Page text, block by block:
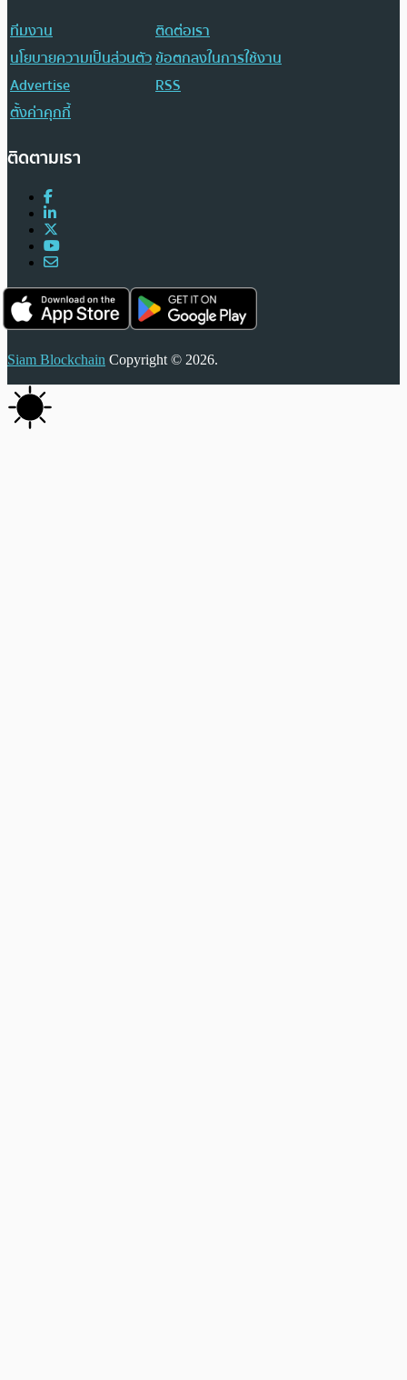
ทีมงาน
ติดต่อเรา
นโยบายความเป็นส่วนตัวข้อตกลงในการใช้งาน
Advertise
RSS
ตั้งค่าคุกกี้
ติดตามเรา
Siam Blockchain Copyright © 2026.